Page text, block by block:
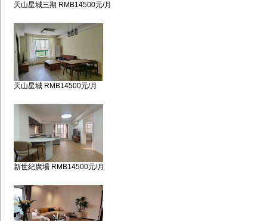
天山星城三期 RMB14500元/月
天山星城 RMB14500元/月
新世紀廣場 RMB14500元/月